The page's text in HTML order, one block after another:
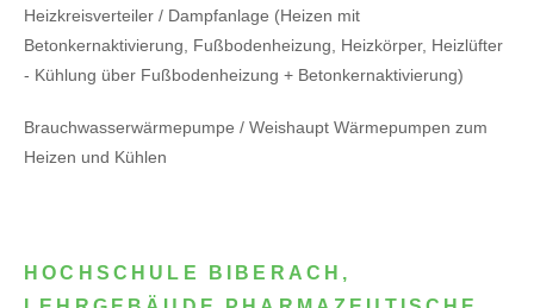
Heizkreisverteiler / Dampfanlage (Heizen mit
Betonkernaktivierung, Fußbodenheizung, Heizkörper, Heizlüfter
- Kühlung über Fußbodenheizung + Betonkernaktivierung)
Brauchwasserwärmepumpe / Weishaupt Wärmepumpen zum
Heizen und Kühlen
HOCHSCHULE BIBERACH,